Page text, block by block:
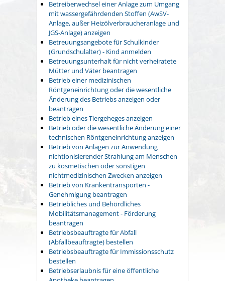
Betreiberwechsel einer Anlage zum Umgang
mit wassergefährdenden Stoffen (AwSV-
Anlage, außer Heizölverbraucheranlage und
JGS-Anlage) anzeigen
Betreuungsangebote für Schulkinder
(Grundschulalter) - Kind anmelden
Betreuungsunterhalt für nicht verheiratete
Mütter und Väter beantragen
Betrieb einer medizinischen
Röntgeneinrichtung oder die wesentliche
Änderung des Betriebs anzeigen oder
beantragen
Betrieb eines Tiergeheges anzeigen
Betrieb oder die wesentliche Änderung einer
technischen Röntgeneinrichtung anzeigen
Betrieb von Anlagen zur Anwendung
nichtionisierender Strahlung am Menschen
zu kosmetischen oder sonstigen
nichtmedizinischen Zwecken anzeigen
Betrieb von Krankentransporten -
Genehmigung beantragen
Betriebliches und Behördliches
Mobilitätsmanagement - Förderung
beantragen
Betriebsbeauftragte für Abfall
(Abfallbeauftragte) bestellen
Betriebsbeauftragte für Immissionsschutz
bestellen
Betriebserlaubnis für eine öffentliche